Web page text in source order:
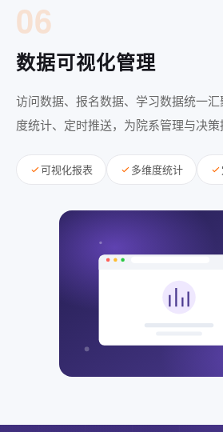
06
数据可视化管理
访问数据、报名数据、学习数据统一
度统计、定时推送，为院系管理与决策
可视化报表 多维度统计